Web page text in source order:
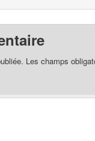
Les champs